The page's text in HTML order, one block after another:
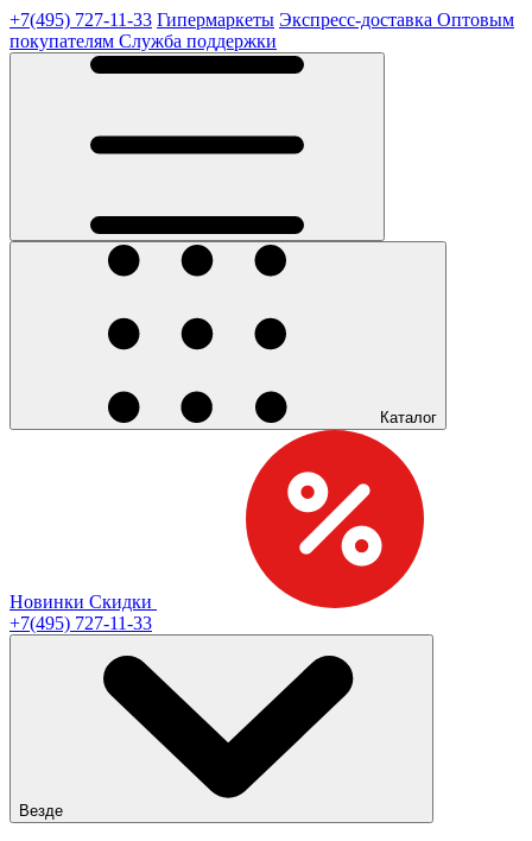
+7(495) 727-11-33 Гипермаркеты Экспресс-доставка Оптовым
покупателям Служба поддержки
Каталог
Новинки Скидки
+7(495) 727-11-33
Везде